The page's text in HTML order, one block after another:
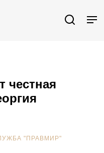
честная
"ПРАВМИР"